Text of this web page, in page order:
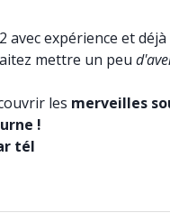
avec expérience et
mettre un peu
les merveilles
!
tél